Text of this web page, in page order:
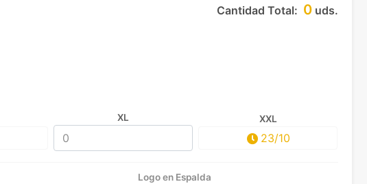
Cantidad Total: 0 uds.
XL XXL
23/10
Logo en Espalda